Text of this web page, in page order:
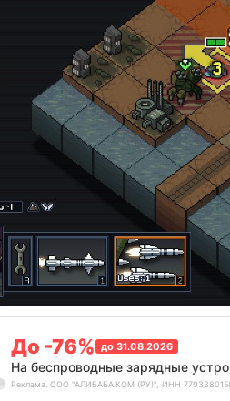
До -76% до 31.08.2026
На беспроводные зарядные
Реклама. ООО "АЛИБАБА.КОМ (РУ)", ИНН